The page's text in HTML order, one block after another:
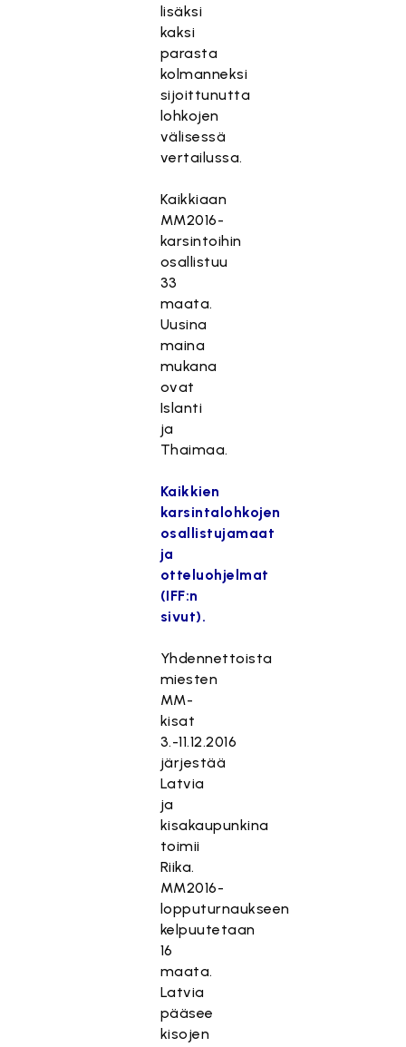
lisäksi
kaksi
parasta
kolmanneksi
sijoittunutta
lohkojen
välisessä
vertailussa.
Kaikkiaan
MM2016-
karsintoihin
osallistuu
33
maata.
Uusina
maina
mukana
ovat
Islanti
ja
Thaimaa.
Kaikkien
karsintalohkojen
osallistujamaat
ja
otteluohjelmat
(IFF:n
sivut).
Yhdennettoista
miesten
MM-
kisat
3.-11.12.2016
järjestää
Latvia
ja
kisakaupunkina
toimii
Riika.
MM2016-
lopputurnaukseen
kelpuutetaan
16
maata.
Latvia
pääsee
kisojen